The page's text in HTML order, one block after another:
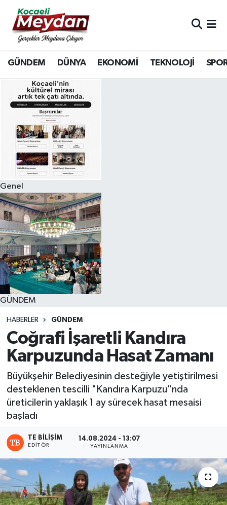
GÜNDEM DÜNYA EKONOMİ TEKNOLOJİ
Genel
GÜNDEM
HABERLER GÜNDEM
Coğrafi İşaretli Kandıra
Karpuzunda Hasat Zamanı
Büyükşehir Belediyesinin desteğiyle yetiştirilmesi
desteklenen tescilli "Kandıra Karpuzu"nda
üreticilerin yaklaşık 1 ay sürecek hasat mesaisi
başladı
TE BILIŞIM
EDITÖR
14.08.2024 - 13:07
YAYINLANMA
Nöbetçi Eczaneler
Hava Durumu
Trafik Durumu
Süper Lig Puan Durumu ve Fikstür
Tüm Manşetler
Son Dakika Haberleri
Haber Arşivi